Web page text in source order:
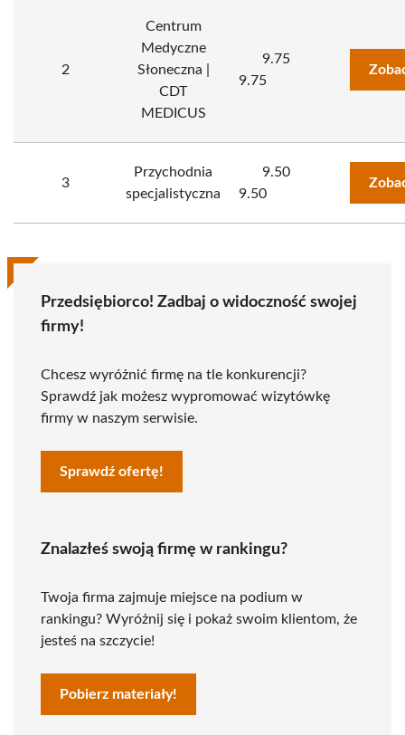
2
Centrum
Medyczne
Słoneczna |
CDT
MEDICUS
9.75
9.75
3
Przychodnia
specjalistyczna
9.50
9.50
Przedsiębiorco! Zadbaj o widoczność swojej
firmy!
Chcesz wyróżnić firmę na tle konkurencji?
Sprawdź jak możesz wypromować wizytówkę
firmy w naszym serwisie.
Sprawdź ofertę!
Znalazłeś swoją firmę w rankingu?
Twoja firma zajmuje miejsce na podium w
rankingu? Wyróżnij się i pokaż swoim klientom, że
jesteś na szczycie!
Pobierz materiały!